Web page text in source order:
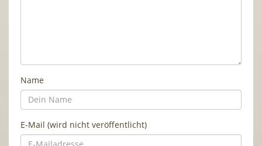
Name
E-Mail (wird nicht veröffentlicht)